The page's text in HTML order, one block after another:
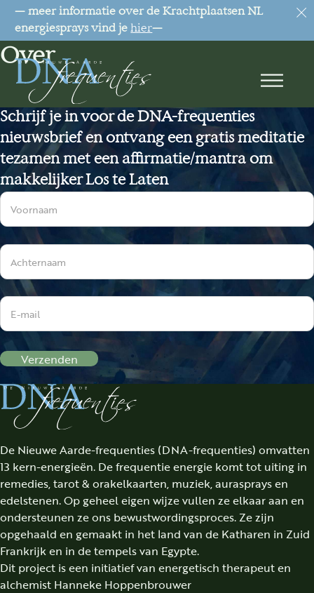
— meer informatie over de Krachtplaatsen NL
energiesprays vind jehier—
Over
Schrijf je in voor de DNA-frequenties
nieuwsbrief en ontvang een gratis meditatie
tezamen met een affirmatie/mantra om
makkelijker Los te Laten
Sectie
Verzenden
De Nieuwe Aarde-frequenties (DNA-frequenties) omvatten
13 kern-energieën. De frequentie energie komt tot uiting in
remedies, tarot & orakelkaarten, muziek, aurasprays en
edelstenen. Op geheel eigen wijze vullen ze elkaar aan en
ondersteunen ze ons bewustwordingsproces. Ze zijn
opgehaald en gemaakt in het land van de Katharen in Zuid
Frankrijk en in de tempels van Egypte.
Dit project is een initiatief van energetisch therapeut en
alchemist Hanneke Hoppenbrouwer